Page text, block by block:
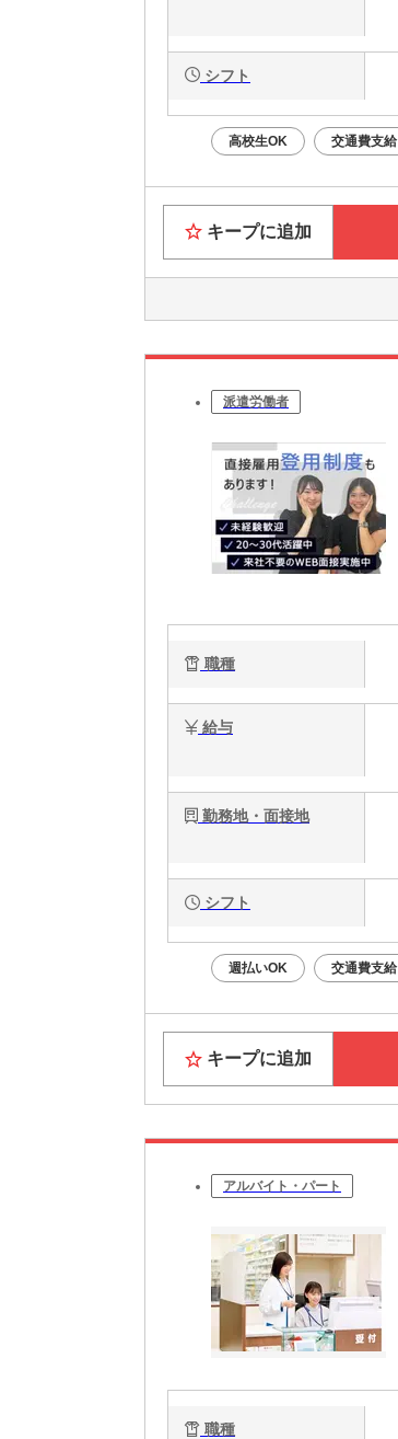
シフト
高校生OK 交通費支給
キープに追加
派遣労働者
職種
給与
勤務地・面接地
シフト
週払いOK 交通費支給
キープに追加
アルバイト・パート
職種